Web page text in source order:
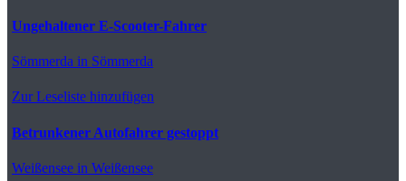
Ungehaltener E-Scooter-Fahrer
Sömmerda in Sömmerda
Zur Leseliste hinzufügen
Betrunkener Autofahrer gestoppt
Weißensee in Weißensee